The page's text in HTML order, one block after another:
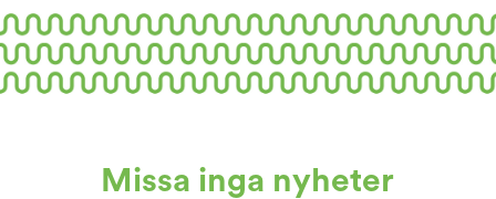
Missa inga nyheter